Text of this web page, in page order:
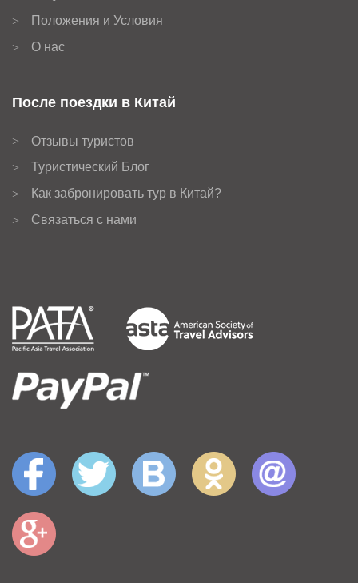
>
Положения и Условия
>
О нас
После поездки в Китай
>
Отзывы туристов
>
Туристический Блог
>
Как забронировать тур в Китай?
>
Связаться с нами